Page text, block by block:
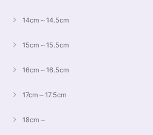
14cm～14.5cm
15cm～15.5cm
16cm～16.5cm
17cm～17.5cm
18cm～